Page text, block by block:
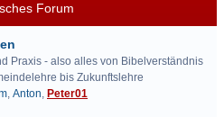
Forum
Praxis - also alles von Bibelverständnis
bis Zukunftslehre
, Anton, Peter01